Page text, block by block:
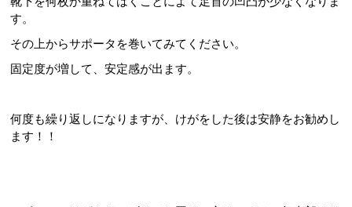
す。
その上からサポータを巻いてみてください。
固定度が増して、安定感が出ます。
何度も繰り返しになりますが、けがをした後は安静をお勧めし
ます！！